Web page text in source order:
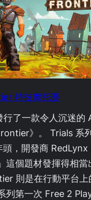
特技摩托賽
了一款令人沉迷的
》。 Trials 系
頭，開發商 RedLynx
這個題材發揮得相當
則是在行動平台上
列第一次 Free 2